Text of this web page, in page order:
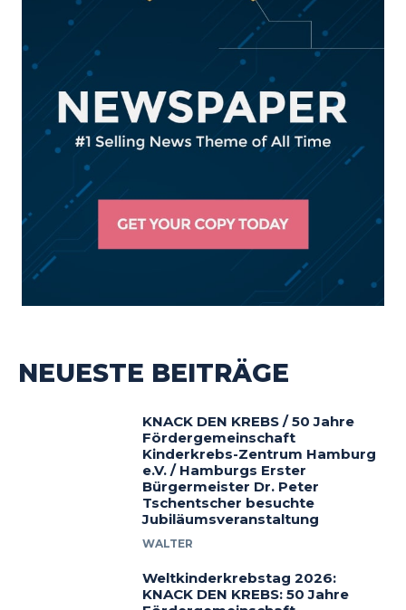
NEUESTE BEITRÄGE
KNACK DEN KREBS / 50 Jahre
Fördergemeinschaft
Kinderkrebs-Zentrum Hamburg
e.V. / Hamburgs Erster
Bürgermeister Dr. Peter
Tschentscher besuchte
Jubiläumsveranstaltung
WALTER
Weltkinderkrebstag 2026:
KNACK DEN KREBS: 50 Jahre